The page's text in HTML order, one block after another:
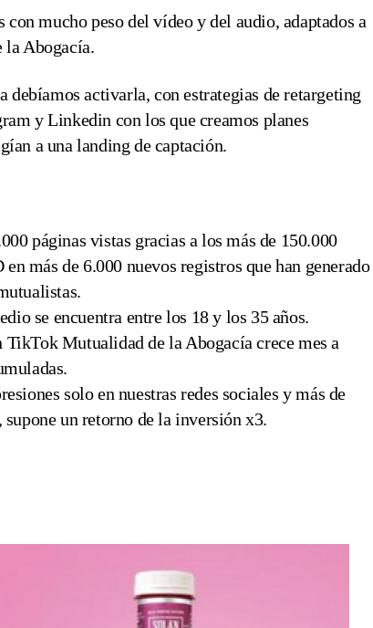
mucho peso del vídeo y del audio, adaptados a
la Abogacía.
activarla, con estrategias de retargeting
y Linkedin con los que creamos planes
a una landing de captación.
páginas vistas gracias a los más de 150.000
más de 6.000 nuevos registros que han generado
se encuentra entre los 18 y los 35 años.
Mutualidad de la Abogacía crece mes a
solo en nuestras redes sociales y más de
un retorno de la inversión x3.